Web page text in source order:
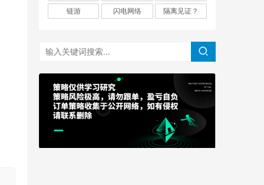
链游
闪电网络 隔离见证？